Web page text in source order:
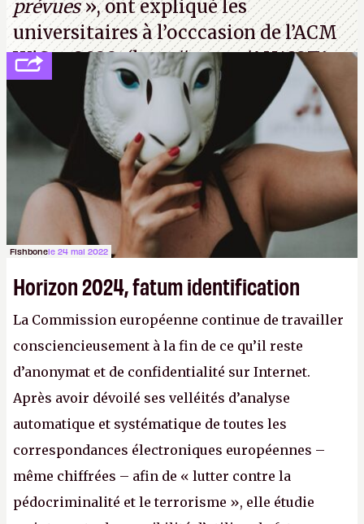
prévues», ont expliqué les
universitaires à l’occcasion de l’ACM
WiSec 2022. (http://cpc.cx/AH432T1
(PDF) - Crédit photo : Pexels - Tyler
Lastovich)
Fishbonele 24 mai 2022
Horizon 2024, fatum identification
La Commission européenne continue de travailler
consciencieusement à la fin de ce qu’il reste
d’anonymat et de confidentialité sur Internet.
Après avoir dévoilé ses velléités d’analyse
automatique et systématique de toutes les
correspondances électroniques européennes –
même chiffrées – afin de « lutter contre la
pédocriminalité et le terrorisme », elle étudie